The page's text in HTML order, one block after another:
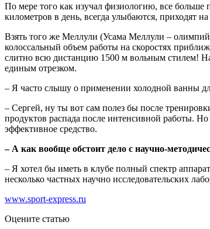
По мере того как изучал физиологию, все
километров в день, всегда улыбаются, приходят
Взять того же Меллули (Усама Меллули –
колоссальный объем работы на скоростях
слитно всю дистанцию 1500 м вольным стилем!
единым отрезком.
– Я часто слышу о применении холодной ванны
– Сергей, ну ты вот сам полез бы после
продуктов распада после интенсивной работы.
эффективное средство.
– А как вообще обстоит дело с научно-
– Я хотел бы иметь в клубе полный спектр
несколько частных научно исследовательских
www.sport-express.ru
Оцените статью